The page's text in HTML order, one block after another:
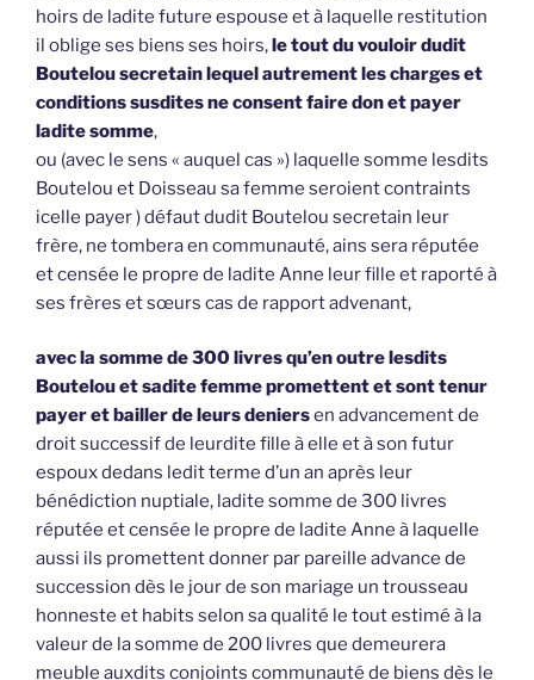
hoirs de ladite future espouse et à laquelle restitution
il oblige ses biens ses hoirs,le tout du vouloir dudit
Boutelou secretain lequel autrement les charges et
conditions susdites ne consent faire don et payer
ladite somme,
ou (avec le sens « auquel cas ») laquelle somme lesdits
Boutelou et Doisseau sa femme seroient contraints
icelle payer ) défaut dudit Boutelou secretain leur
frère, ne tombera en communauté, ains sera réputée
et censée le propre de ladite Anne leur fille et raporté à
ses frères et sœurs cas de rapport advenant,
avec la somme de 300 livres qu’en outre lesdits
Boutelou et sadite femme promettent et sont tenur
payer et bailler de leurs deniersen advancement de
droit successif de leurdite fille à elle et à son futur
espoux dedans ledit terme d’un an après leur
bénédiction nuptiale, ladite somme de 300 livres
réputée et censée le propre de ladite Anne à laquelle
aussi ils promettent donner par pareille advance de
succession dès le jour de son mariage un trousseau
honneste et habits selon sa qualité le tout estimé à la
valeur de la somme de 200 livres que demeurera
meuble auxdits conjoints communauté de biens dès le